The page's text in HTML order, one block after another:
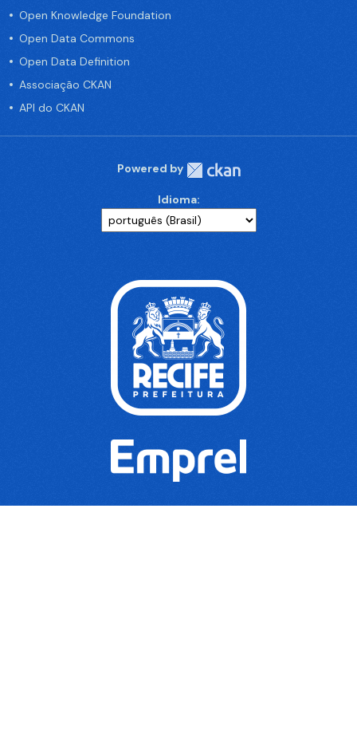
Open Knowledge Foundation
Open Data Commons
Open Data Definition
Associação CKAN
API do CKAN
Powered by
Idioma